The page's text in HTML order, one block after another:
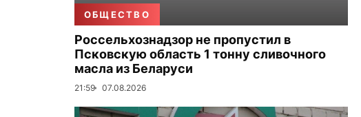
ОБЩЕСТВО
Россельхознадзор не пропустил в
Псковскую область 1 тонну сливочного
масла из Беларуси
21:59 07.08.2026